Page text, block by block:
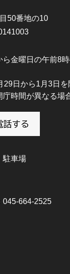
50番地の10
ら金曜日の午前8
29日から1月3日を
時間が異なる場
駐車場
045-664-2525